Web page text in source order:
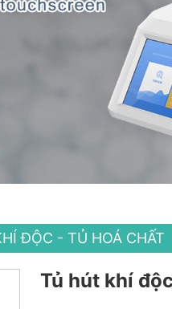
ĐỘC - TỦ HOÁ CHẤT
Tủ hút khí